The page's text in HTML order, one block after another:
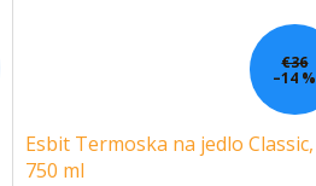
€36
–14 %
Esbit Termoska na jedlo Classic,
750 ml